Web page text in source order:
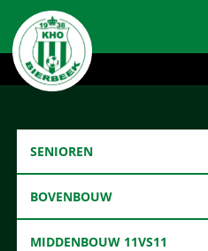
SENIOREN
BOVENBOUW
MIDDENBOUW 11VS11